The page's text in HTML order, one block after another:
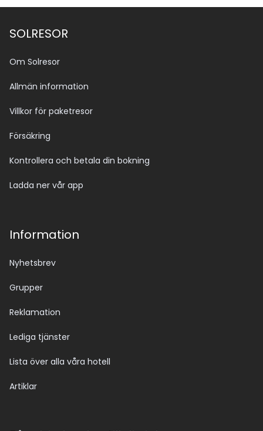
SOLRESOR
Om Solresor
Allmän information
Villkor för paketresor
Försäkring
Kontrollera och betala din bokning
Ladda ner vår app
Information
Nyhetsbrev
Grupper
Reklamation
Lediga tjänster
Lista över alla våra hotell
Artiklar